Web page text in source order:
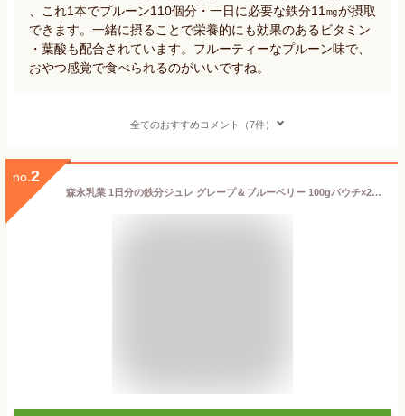
、これ1本でプルーン110個分・一日に必要な鉄分11㎎が摂取
できます。一緒に摂ることで栄養的にも効果のあるビタミン
・葉酸も配合されています。フルーティーなプルーン味で、
おやつ感覚で食べられるのがいいですね。
全てのおすすめコメント（7件）
no. 2
森永乳業 1日分の鉄分ジュレ グレープ＆ブルーベリー 100gパウチ×24本入｜ 送料無料 果実 ゼリー飲料 鉄分 フルーツ ベリー